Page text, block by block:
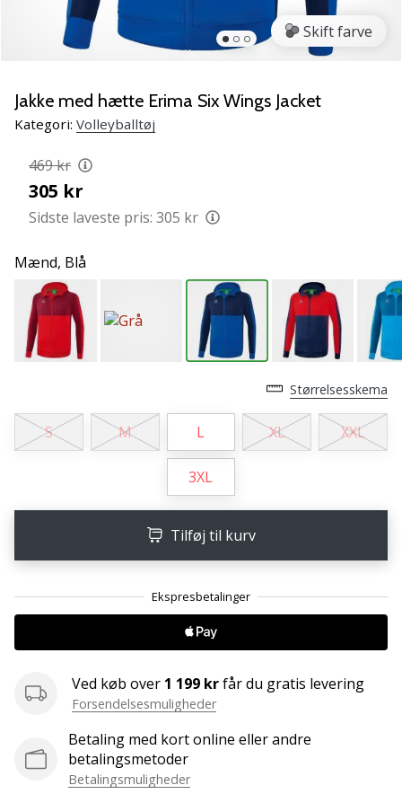
Weplayvolleyball
ambassadør
du
den
hobby
som
os?
Så
os
løbe
sammen.
11. 8. 2022
Weplayvolleyball
affiliate
egen
blog,
administrerer
en
Facebook-
side
diskussionsforum?
Lad
dem
Skift farve
Jakke med hætte Erima Six Wings Jacket
Kategori: Volleyballtøj
469 kr
305 kr
Sidste laveste pris: 305 kr
Mænd, Blå
Størrelsesskema
S M L XL XXL
3XL
Tilføj til kurv
Ved køb over 1 199 krfår du gratis levering
Forsendelsesmuligheder
Betaling med kort online eller andre
betalingsmetoder
Betalingsmuligheder